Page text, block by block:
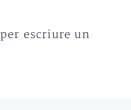
per escriure un